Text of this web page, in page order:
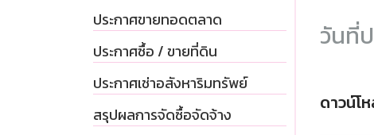
ประกาศขายทอดตลาด
ประกาศซื้อ / ขายที่ดิน
ประกาศเช่าอสังหาริมทรัพย์
สรุปผลการจัดซื้อจัดจ้าง
วันที่ป
ดาวน์โ